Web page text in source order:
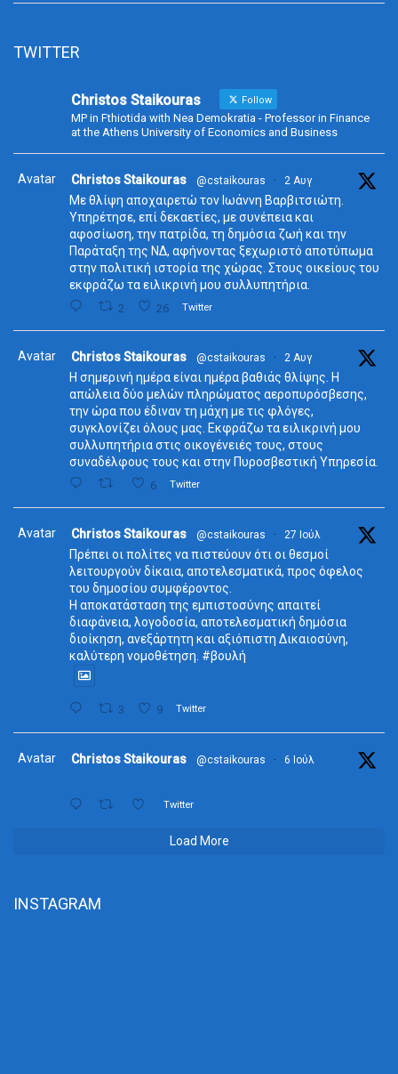
TWITTER
Christos Staikouras Follow
MP in Fthiotida with Nea Demokratia - Professor in Finance
at the Athens University of Economics and Business
Avatar Christos Staikouras @cstaikouras · 2 Αυγ
Με θλίψη αποχαιρετώ τον Ιωάννη Βαρβιτσιώτη.
Υπηρέτησε, επί δεκαετίες, με συνέπεια και
αφοσίωση, την πατρίδα, τη δημόσια ζωή και την
Παράταξη της ΝΔ, αφήνοντας ξεχωριστό αποτύπωμα
στην πολιτική ιστορία της χώρας. Στους οικείους του
εκφράζω τα ειλικρινή μου συλλυπητήρια.
2 26 Twitter
Avatar Christos Staikouras @cstaikouras · 2 Αυγ
Η σημερινή ημέρα είναι ημέρα βαθιάς θλίψης. Η
απώλεια δύο μελών πληρώματος αεροπυρόσβεσης,
την ώρα που έδιναν τη μάχη με τις φλόγες,
συγκλονίζει όλους μας. Εκφράζω τα ειλικρινή μου
συλλυπητήρια στις οικογένειές τους, στους
συναδέλφους τους και στην Πυροσβεστική Υπηρεσία.
6 Twitter
Avatar Christos Staikouras @cstaikouras · 27 Ιούλ
Πρέπει οι πολίτες να πιστεύουν ότι οι θεσμοί
λειτουργούν δίκαια, αποτελεσματικά, προς όφελος
του δημοσίου συμφέροντος.
Η αποκατάσταση της εμπιστοσύνης απαιτεί
διαφάνεια, λογοδοσία, αποτελεσματική δημόσια
διοίκηση, ανεξάρτητη και αξιόπιστη Δικαιοσύνη,
καλύτερη νομοθέτηση. #βουλή
3 9 Twitter
Avatar Christos Staikouras @cstaikouras · 6 Ιούλ
Twitter
Load More
INSTAGRAM